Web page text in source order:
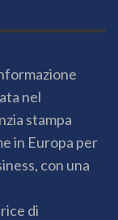
nel
stampa
in Europa per
con una
di